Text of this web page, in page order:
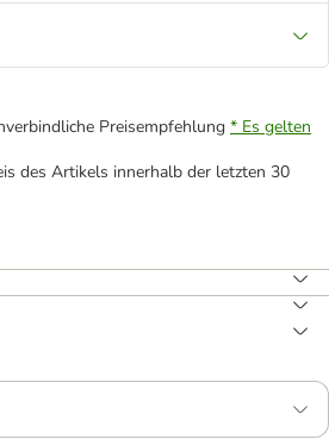
Preisempfehlung * Es gelten
des Artikels innerhalb der letzten 30